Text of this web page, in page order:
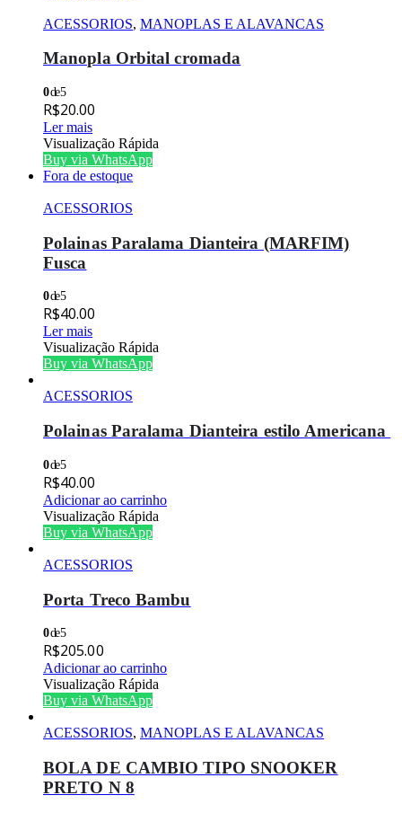
ACESSORIOS, MANOPLAS E ALAVANCAS
Manopla Orbital cromada
0de 5
R$20.00
Ler mais
Visualização Rápida
Buy via WhatsApp
Fora de estoque
ACESSORIOS
Polainas Paralama Dianteira (MARFIM)
Fusca
0de 5
R$40.00
Ler mais
Visualização Rápida
Buy via WhatsApp
ACESSORIOS
Polainas Paralama Dianteira estilo Americana
0de 5
R$40.00
Adicionar ao carrinho
Visualização Rápida
Buy via WhatsApp
ACESSORIOS
Porta Treco Bambu
0de 5
R$205.00
Adicionar ao carrinho
Visualização Rápida
Buy via WhatsApp
ACESSORIOS, MANOPLAS E ALAVANCAS
BOLA DE CAMBIO TIPO SNOOKER
PRETO N 8